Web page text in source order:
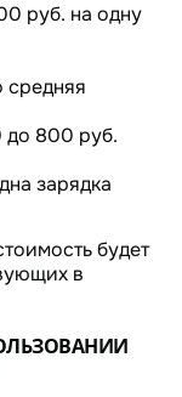
руб. на одну
средняя
до 800 руб.
зарядка
будет
в